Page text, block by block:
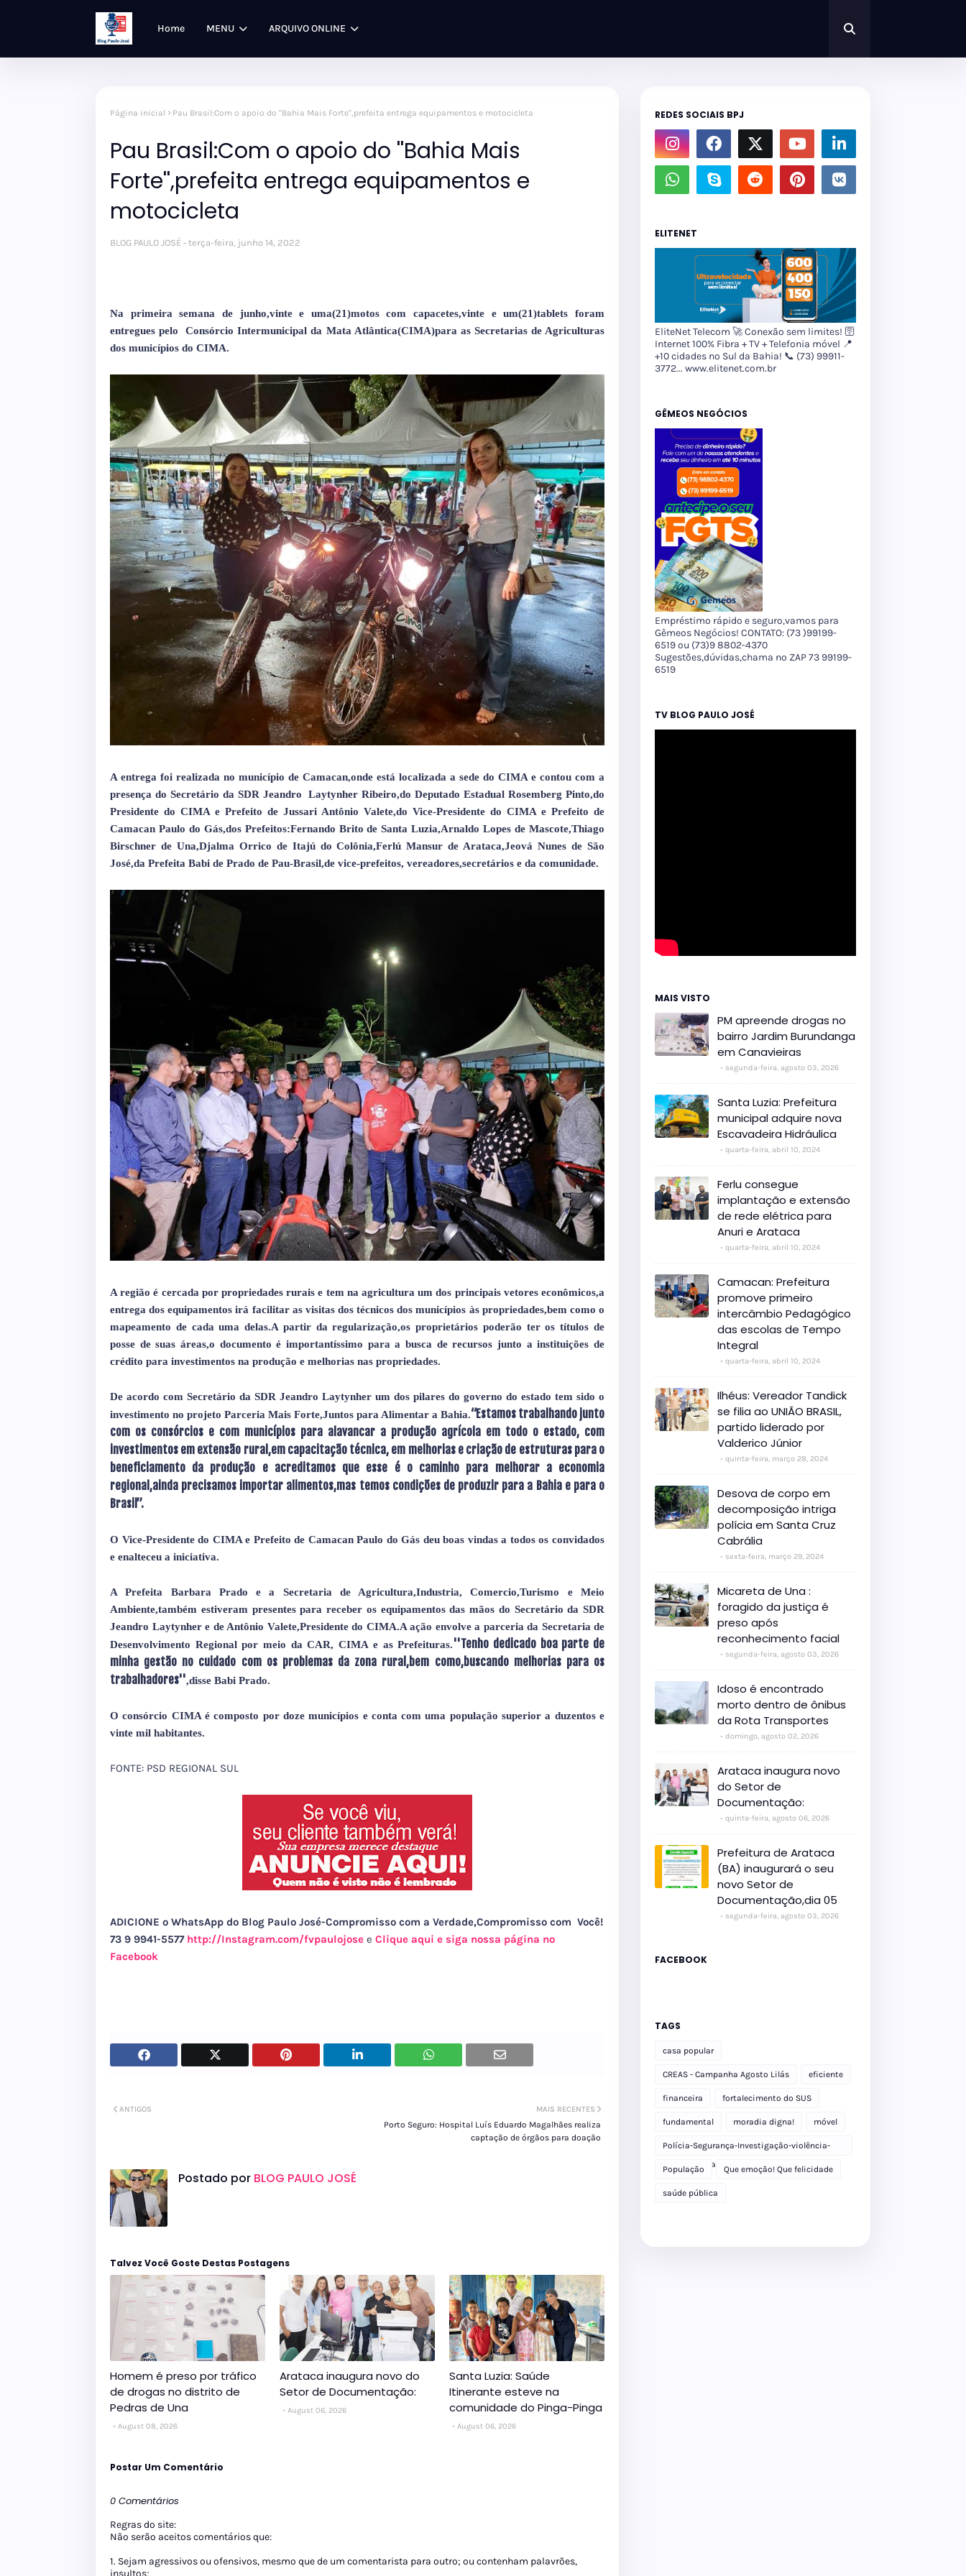
Home MENU ARQUIVO ONLINE
Página inicial Pau Brasil:Com o apoio do ''Bahia Mais Forte'',prefeita entrega equipamentos e motocicleta
Pau Brasil:Com o apoio do ''Bahia Mais
Forte'',prefeita entrega equipamentos e
motocicleta
BLOG PAULO JOSÉ terça-feira, junho 14, 2022
Na primeira semana de junho,vinte e uma(21)motos com capacetes,vinte e um(21)tablets foram
entregues pelo
Consórcio Intermunicipal da Mata Atlântica(CIMA)para as Secretarias de Agriculturas
dos municípios do CIMA.
A entrega foi realizada no município de Camacan,onde está localizada a sede do CIMA e contou com a
presença do Secretário da SDR Jeandro
Laytynher Ribeiro,do Deputado Estadual Rosemberg Pinto,do
Presidente do CIMA e Prefeito de Jussari Antônio Valete,do Vice-Presidente do CIMA e Prefeito de
Camacan Paulo do Gás,dos Prefeitos:Fernando Brito de Santa Luzia,Arnaldo Lopes de Mascote,Thiago
Birschner de Una,Djalma Orrico de Itajú do Colônia,Ferlú Mansur de Arataca,Jeová Nunes de São
José,da Prefeita Babi de Prado de Pau-Brasil,de vice-prefeitos, vereadores,secretários e da comunidade.
A região é cercada por propriedades rurais e tem na agricultura um dos principais vetores econômicos,a
entrega dos equipamentos irá facilitar as visitas dos técnicos dos municípios às propriedades,bem como o
mapeamento de cada uma delas.A partir da regularização,os proprietários poderão ter os títulos de
posse de suas áreas,o documento é importantíssimo para a busca de recursos junto a instituições de
crédito para investimentos na produção e melhorias nas propriedades.
De acordo com Secretário da SDR Jeandro Laytynher um dos pilares do governo do estado tem sido o
investimento no projeto Parceria Mais Forte,Juntos para Alimentar a Bahia.“Estamos trabalhando junto
com os consórcios e com municípios para alavancar a produção agrícola em todo o estado, com
investimentos em extensão rural,em capacitação técnica, em melhorias e criação de estruturas para o
beneficiamento da produção e acreditamos que esse é o caminho para melhorar a economia
regional,ainda precisamos importar alimentos,mas temos condições de produzir para a Bahia e para o
Brasil”.
O Vice-Presidente do CIMA e Prefeito de Camacan Paulo do Gás deu boas vindas a todos os convidados
e enalteceu a iniciativa.
A Prefeita Barbara Prado e a Secretaria de Agricultura,Industria, Comercio,Turismo e Meio
Ambiente,também estiveram presentes para receber os equipamentos das mãos do Secretário da SDR
Jeandro Laytynher e de Antônio Valete,Presidente do CIMA.A ação envolve a parceria da Secretaria de
Desenvolvimento Regional por meio da CAR, CIMA e as Prefeituras.''Tenho dedicado boa parte de
minha gestão no cuidado com os problemas da zona rural,bem como,buscando melhorias para os
trabalhadores'',disse Babi Prado.
O consórcio CIMA é composto por doze municípios e conta com uma população superior a duzentos e
vinte mil habitantes.
FONTE: PSD REGIONAL SUL
ADICIONE o WhatsApp do Blog Paulo José-Compromisso com a Verdade,Compromisso com Você!
73 9 9941-5577 http://Instagram.com/fvpaulojose e Clique aqui e siga nossa página no
Facebook
MAIS RECENTES
Porto Seguro: Hospital Luís Eduardo Magalhães realiza
captação de órgãos para doação
ANTIGOS
Postado por BLOG PAULO JOSÉ
Talvez Você Goste Destas Postagens
Homem é preso por tráfico
de drogas no distrito de
Pedras de Una
August 08, 2026
Arataca inaugura novo do
Setor de Documentação:
August 06, 2026
Santa Luzia: Saúde
Itinerante esteve na
comunidade do Pinga-Pinga
August 06, 2026
Postar Um Comentário
0 Comentários
Regras do site:
Não serão aceitos comentários que:
1. Sejam agressivos ou ofensivos, mesmo que de um comentarista para outro; ou contenham palavrões,
insultos;
REDES SOCIAIS BPJ
ELITENET
EliteNet Telecom 🚀 Conexão sem limites! 🛜
Internet 100% Fibra + TV + Telefonia móvel 📍
+10 cidades no Sul da Bahia! 📞 (73) 99911-
3772... www.elitenet.com.br
GÊMEOS NEGÓCIOS
Empréstimo rápido e seguro,vamos para
Gêmeos Negócios! CONTATO: (73 )99199-
6519 ou (73)9 8802-4370
Sugestões,dúvidas,chama no ZAP 73 99199-
6519
TV BLOG PAULO JOSÉ
MAIS VISTO
PM apreende drogas no
bairro Jardim Burundanga
em Canavieiras
segunda-feira, agosto 03, 2026
Santa Luzia: Prefeitura
municipal adquire nova
Escavadeira Hidráulica
quarta-feira, abril 10, 2024
Ferlu consegue
implantação e extensão
de rede elétrica para
Anuri e Arataca
quarta-feira, abril 10, 2024
Camacan: Prefeitura
promove primeiro
intercâmbio Pedagógico
das escolas de Tempo
Integral
quarta-feira, abril 10, 2024
Ilhéus: Vereador Tandick
se filia ao UNIÃO BRASIL,
partido liderado por
Valderico Júnior
quinta-feira, março 28, 2024
Desova de corpo em
decomposição intriga
polícia em Santa Cruz
Cabrália
sexta-feira, março 29, 2024
Micareta de Una :
foragido da justiça é
preso após
reconhecimento facial
segunda-feira, agosto 03, 2026
Idoso é encontrado
morto dentro de ônibus
da Rota Transportes
domingo, agosto 02, 2026
Arataca inaugura novo
do Setor de
Documentação:
quinta-feira, agosto 06, 2026
Prefeitura de Arataca
(BA) inaugurará o seu
novo Setor de
Documentação,dia 05
segunda-feira, agosto 03, 2026
FACEBOOK
TAGS
casa popular
CREAS - Campanha Agosto Lilás eficiente
financeira fortalecimento do SUS
fundamental moradia digna! móvel
Polícia-Segurança-Investigação-violência-
Polícia Militar-delegacia
População Que emoção! Que felicidade
saúde pública